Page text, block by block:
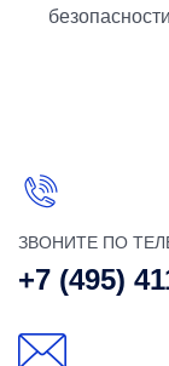
безопасности
ЗВОНИТЕ ПО
+7 (495)